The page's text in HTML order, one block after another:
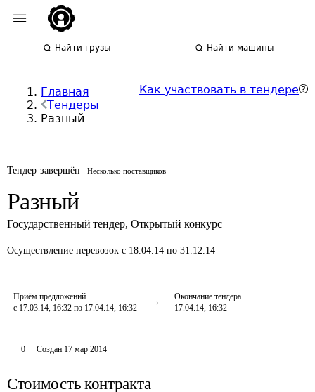
Найти грузы Найти машины
Главная
Тендеры
Разный
Как участвовать в тендере
Тендер завершён Несколько поставщиков
Разный
Государственный тендер, Открытый конкурс
Осуществление перевозок с 18.04.14 по 31.12.14
Приём предложений
с 17.03.14, 16:32 по 17.04.14, 16:32
Окончание тендера
17.04.14, 16:32
0 Создан 17 мар 2014
Стоимость контракта